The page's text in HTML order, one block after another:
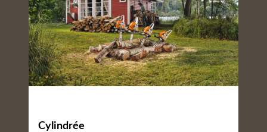
Cylindrée